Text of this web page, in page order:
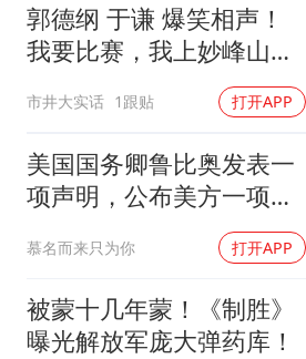
郭德纲 于谦 爆笑相声！
我要比赛，我上妙峰山干
嘛去？你去拜一拜冠军老
祖庙
市井大实话 1跟贴 打开APP
美国国务卿鲁比奥发表一
项声明，公布美方一项重
慕名而来只为你 打开APP
被蒙十几年蒙！《制胜》
曝光解放军庞大弹药库！